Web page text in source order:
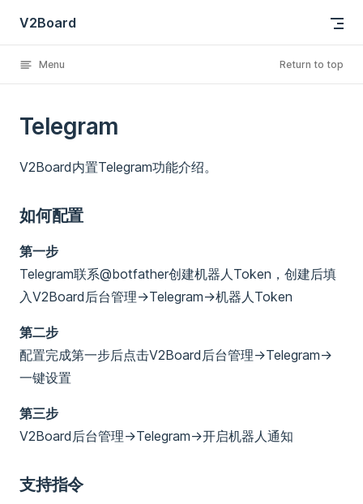
Skip to content
V2Board
Menu Return to top
Telegram
V2Board内置Telegram功能介绍。
如何配置
第一步
Telegram联系@botfather创建机器人Token，创建后填
入V2Board后台管理->Telegram->机器人Token
第二步
配置完成第一步后点击V2Board后台管理->Telegram->
一键设置
第三步
V2Board后台管理->Telegram->开启机器人通知
支持指令